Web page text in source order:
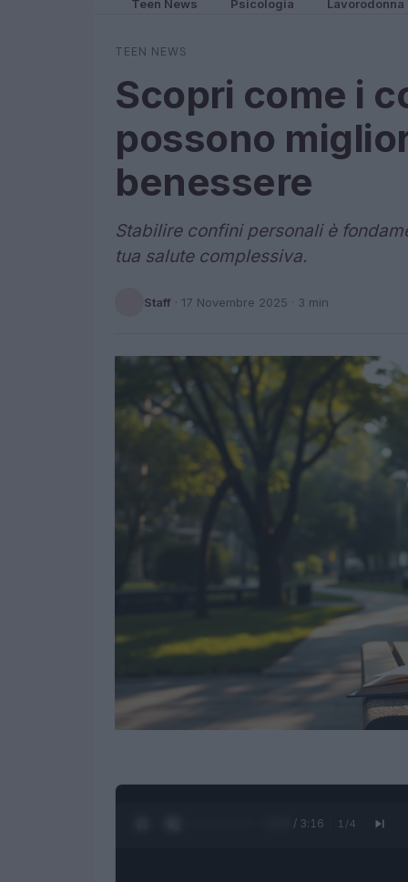
Teen News Psicologia Lavorodonna
TEEN NEWS
Scopri come i
possono
benessere
Stabilire confini personali è
tua salute complessiva.
Staff · 17 Novembre 2025 · 3 min
0:10 / 3:16 1 /4